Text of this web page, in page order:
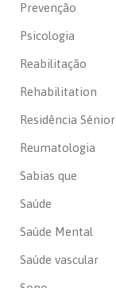
Prevenção
Psicologia
Reabilitação
Rehabilitation
Residência Sénior
Reumatologia
Sabias que
Saúde
Saúde Mental
Saúde vascular